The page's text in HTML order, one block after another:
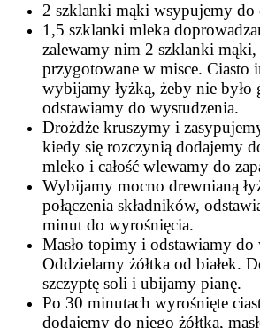
2 szklanki mąki wsypujemy do
1,5 szklanki mleka
zalewamy nim 2 szklanki
przygotowane w misce. Ciasto
wybijamy łyżką, żeby nie było
odstawiamy do wystudzenia.
Drożdże kruszymy i
kiedy się rozczynią dodajemy
mleko i całość wlewamy do
Wybijamy mocno drewnianą
połączenia składników,
minut do wyrośnięcia.
Masło topimy i odstawiamy do
Oddzielamy żółtka od białek.
szczyptę soli i ubijamy pianę.
Po 30 minutach wyrośnięte
dodajemy do niego żółtka,